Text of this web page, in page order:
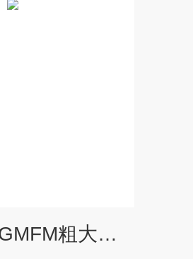
XT-GM8001GMFM粗大运动功能评估系统